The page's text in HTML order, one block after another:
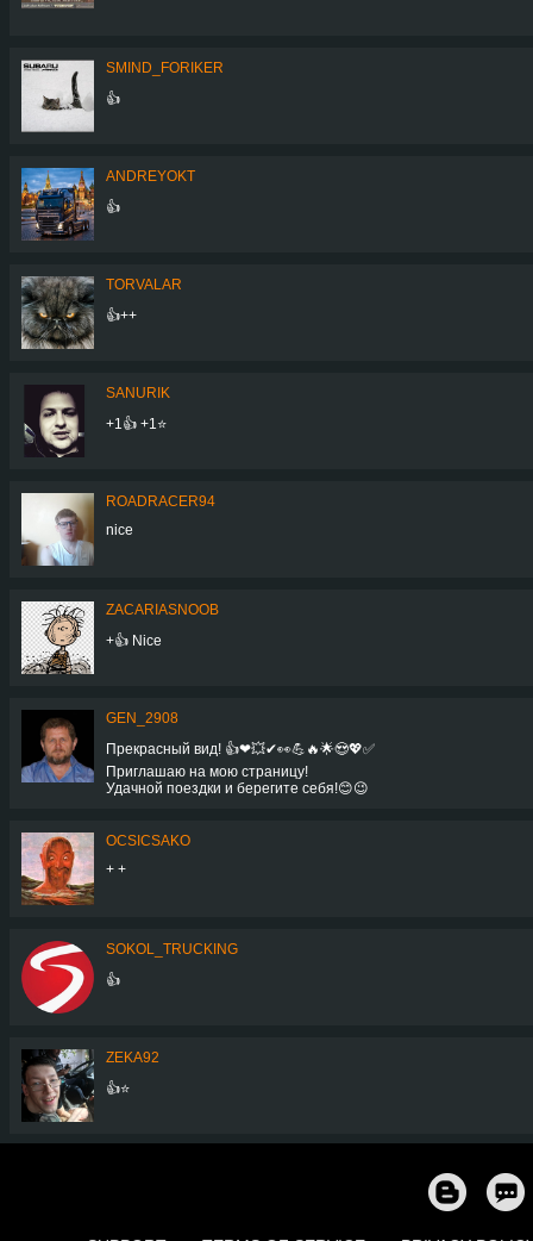
SMIND_FORIKER
👍
ANDREYOKT
👍
TORVALAR
👍++
SANURIK
+1👍 +1⭐️
ROADRACER94
nice
ZACARIASNOOB
+👍 Nice
GEN_2908
Прекрасный вид! 👍❤💥✔👀💪🔥🌟😍💖✅
Приглашаю на мою страницу!
Удачной поездки и берегите себя!😊😉
OCSICSAKO
+ +
SOKOL_TRUCKING
👍
ZEKA92
👍⭐